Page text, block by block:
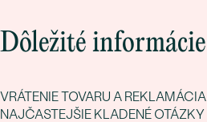
Dôležité informácie
VRÁTENIE TOVARU A REKLAMÁCIA
NAJČASTEJŠIE KLADENÉ OTÁZKY